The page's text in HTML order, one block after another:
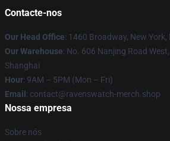
Contacte-nos
Our Head Office: 1460 Broadway, New York,
Our Warehouse: No. 606 Nanjing Road
Shanghai
Hour: 9AM – 5PM (Mon – Fri)
Email : contact@ravenswatch-merch.shop
Nossa empresa
Sobre nós